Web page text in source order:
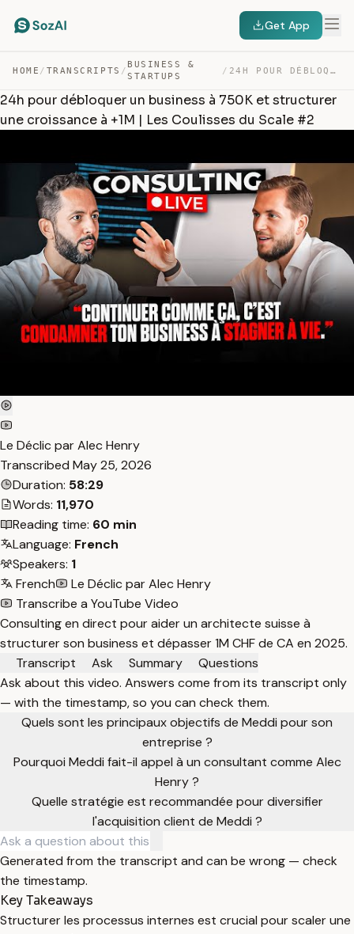
Get App
HOME / TRANSCRIPTS /
BUSINESS &
STARTUPS
/ 24H POUR DÉBLOQUER UN BUSINESS À 750K ET STRUCTURER UNE… — TRANSCRIPT
24h pour débloquer un business à 750K et structurer
une croissance à +1M | Les Coulisses du Scale #2
Le Déclic par Alec Henry
Transcribed May 25, 2026
Duration: 58:29
Words: 11,970
Reading time: 60 min
Language: French
Speakers: 1
French
Le Déclic par Alec Henry
Transcribe a YouTube Video
Consulting en direct pour aider un architecte suisse à
structurer son business et dépasser 1M CHF de CA en 2025.
Transcript
Ask Summary
Questions
Ask about this video. Answers come from its transcript only
— with the timestamp, so you can check them.
Quels sont les principaux objectifs de Meddi pour son
entreprise ?
Pourquoi Meddi fait-il appel à un consultant comme Alec
Henry ?
Quelle stratégie est recommandée pour diversifier
l'acquisition client de Meddi ?
Generated from the transcript and can be wrong — check
the timestamp.
Key Takeaways
Structurer les processus internes est crucial pour scaler une